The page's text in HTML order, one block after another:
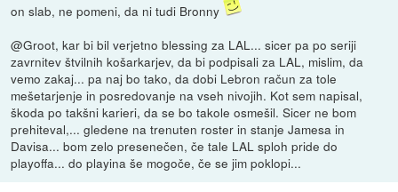
on slab, ne pomeni, da ni tudi Bronny
@Groot, kar bi bil verjetno blessing za LAL... sicer pa po seriji
zavrnitev štvilnih košarkarjev, da bi podpisali za LAL, mislim, da
vemo zakaj... pa naj bo tako, da dobi Lebron račun za tole
mešetarjenje in posredovanje na vseh nivojih. Kot sem napisal,
škoda po takšni karieri, da se bo takole osmešil. Sicer ne bom
prehiteval,... gledene na trenuten roster in stanje Jamesa in
Davisa... bom zelo presenečen, če tale LAL sploh pride do
playoffa... do playina še mogoče, če se jim poklopi...